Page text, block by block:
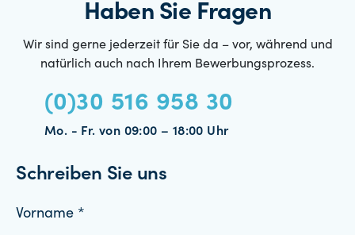
Haben Sie Fragen
Wir sind gerne jederzeit für Sie da – vor, während und
natürlich auch nach Ihrem Bewerbungsprozess.
(0)30 516 958 30
Mo. - Fr. von 09:00 – 18:00 Uhr
Schreiben Sie uns
Vorname *